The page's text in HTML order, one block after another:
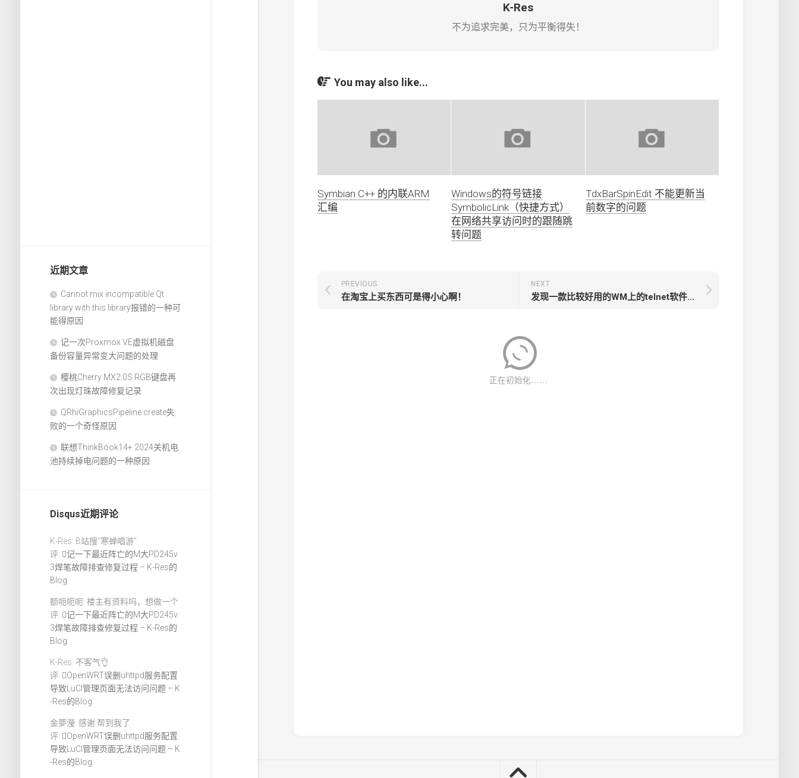
近期文章
Cannot mix incompatible Qt
library with this library报错的一种可
能得原因
记一次Proxmox VE虚拟机磁盘
备份容量异常变大问题的处理
樱桃Cherry MX2.0S RGB键盘再
次出现灯珠故障修复记录
QRhiGraphicsPipeline create失
败的一个奇怪原因
联想ThinkBook14+ 2024关机电
池持续掉电问题的一种原因
Disqus近期评论
K-Res: B站搜“寒蝉唱游”
评:
记一下最近阵亡的M大PD245v
3焊笔故障排查修复过程 – K-Res的
Blog
额呃呃呃: 楼主有资料吗，想做一个
评:
记一下最近阵亡的M大PD245v
3焊笔故障排查修复过程 – K-Res的
Blog
K-Res: 不客气👌
评:
OpenWRT误删uhttpd服务配置
导致LuCI管理页面无法访问问题 – K
-Res的Blog
金夢瀅: 感谢 帮到我了
评:
OpenWRT误删uhttpd服务配置
导致LuCI管理页面无法访问问题 – K
-Res的Blog
K-Res
不为追求完美，只为平衡得失！
You may also like...
Symbian C++ 的内联ARM
汇编
Windows的符号链接
SymbolicLink（快捷方式）
在网络共享访问时的跟随跳
转问题
TdxBarSpinEdit 不能更新当
前数字的问题
NEXT
发现一款比较好用的WM上的telnet软件Token2Shell/Mobile
PREVIOUS
在淘宝上买东西可是得小心啊！